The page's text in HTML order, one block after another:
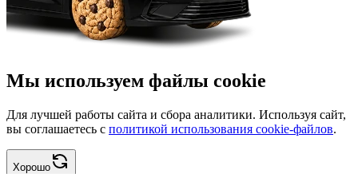
Мы используем файлы cookie
Для лучшей работы сайта и сбора аналитики. Используя сайт,
вы соглашаетесь с политикой использования cookie-файлов.
Хорошо